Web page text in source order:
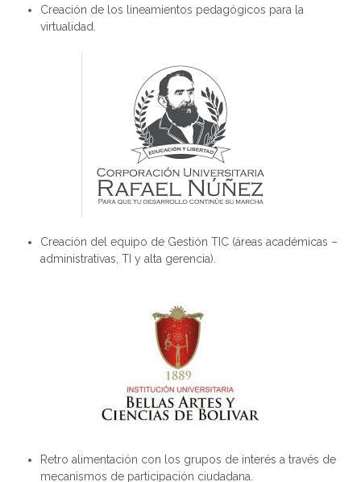
Creación de los lineamientos pedagógicos para la
virtualidad.
Creación del equipo de Gestión TIC (áreas académicas –
administrativas, TI y alta gerencia).
Retro alimentación con los grupos de interés a través de
mecanismos de participación ciudadana.